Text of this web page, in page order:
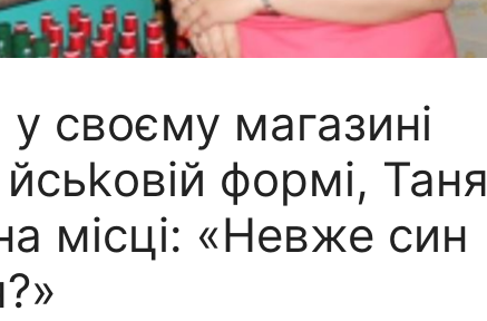
своєму магазині
формі, Таня
місці: «Невже син